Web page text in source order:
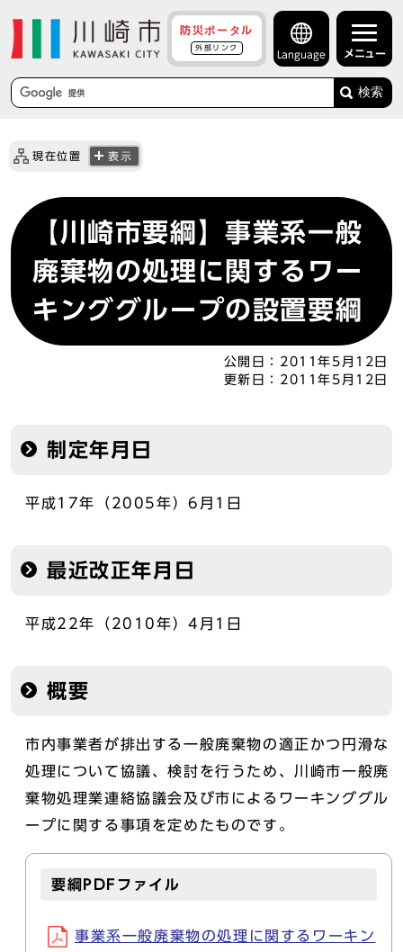
防災ポータル
外部リンク
Language メニュー
検索
現在位置 表示
【川崎市要綱】事業系一般
廃棄物の処理に関するワー
キンググループの設置要綱
公開日： 2011年5月12日
更新日： 2011年5月12日
制定年月日
平成17年（2005年）6月1日
最近改正年月日
平成22年（2010年）4月1日
概要
市内事業者が排出する一般廃棄物の適正かつ円滑な
処理について協議、検討を行うため、川崎市一般廃
棄物処理業連絡協議会及び市によるワーキンググル
ープに関する事項を定めたものです。
要綱PDFファイル
事業系一般廃棄物の処理に関するワーキン